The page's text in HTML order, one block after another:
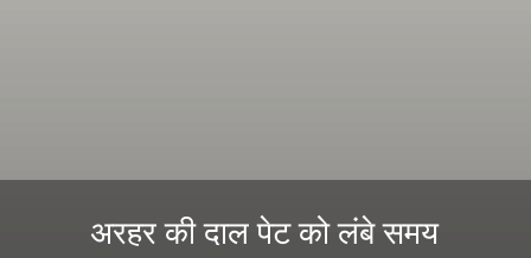
अरहर की दाल पेट को लंबे समय